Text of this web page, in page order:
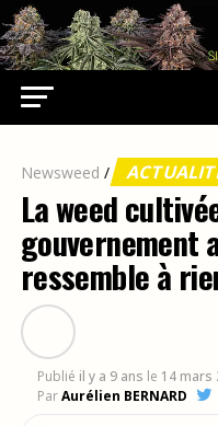
Newsweed /
La weed
gouvernement
ressemble à
Publié il y a 9 ans le 14 mars
ParAurélien BERNARD